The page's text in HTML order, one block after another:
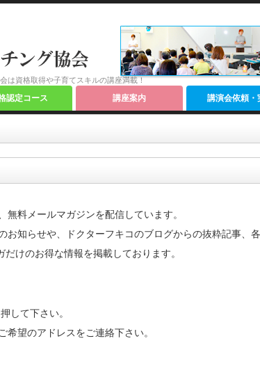
は資格取得や子育てスキルの講座満載！
認定コース 講座案内 講演会依頼・
料メールマガジンを配信しています。
お知らせや、ドクターフキコのブログからの抜粋記事、
けのお得な情報を掲載しております。
して下さい。
希望のアドレスをご連絡下さい。